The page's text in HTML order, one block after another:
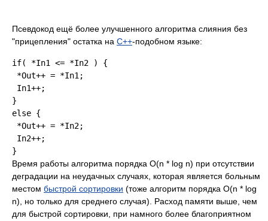
Псевдокод ещё более улучшенного алгоритма слияния без
"прицепления" остатка на C++-подобном языке:
if( *In1 <= *In2 ) {
*Out++ = *In1;
In1++;
}
else {
*Out++ = *In2;
In2++;
Время работы алгоритма порядка O(n * log n) при отсутствии
деградации на неудачных случаях, которая является больным
местом быстрой сортировки (тоже алгоритм порядка O(n * log
n), но только для среднего случая). Расход памяти выше, чем
для быстрой сортировки, при намного более благоприятном